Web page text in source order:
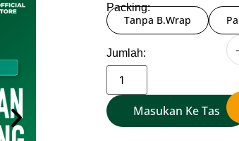
Packing:
Tanpa B.Wrap
Jumlah:
Add To Cart